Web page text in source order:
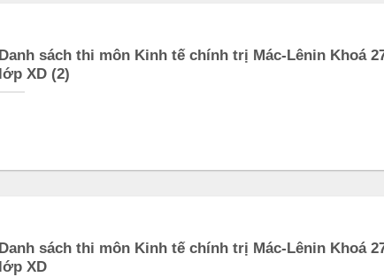
Danh sách thi môn Kinh tế chính trị Mác-Lênin Khoá
lớp XD (2)
Danh sách thi môn Kinh tế chính trị Mác-Lênin Khoá
lớp XD